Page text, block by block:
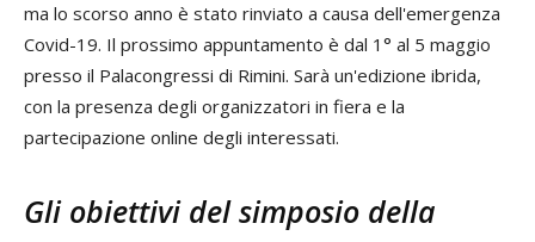
ma lo scorso anno è stato rinviato a causa dell'emergenza
Covid-19. Il prossimo appuntamento è dal 1° al 5 maggio
presso il Palacongressi di Rimini. Sarà un'edizione ibrida,
con la presenza degli organizzatori in fiera e la
partecipazione online degli interessati.
Gli obiettivi del simposio della